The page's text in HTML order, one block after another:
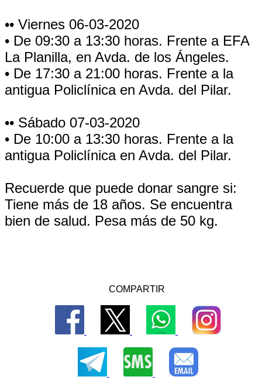
•• Viernes 06-03-2020
• De 09:30 a 13:30 horas. Frente a EFA
La Planilla, en Avda. de los Ángeles.
• De 17:30 a 21:00 horas. Frente a la
antigua Policlínica en Avda. del Pilar.
•• Sábado 07-03-2020
• De 10:00 a 13:30 horas. Frente a la
antigua Policlínica en Avda. del Pilar.
Recuerde que puede donar sangre si:
Tiene más de 18 años. Se encuentra
bien de salud. Pesa más de 50 kg.
COMPARTIR